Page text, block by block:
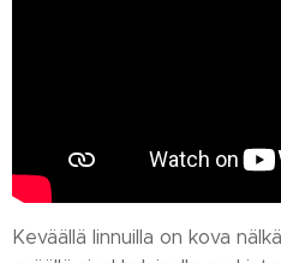
Keväällä linnuilla on kova